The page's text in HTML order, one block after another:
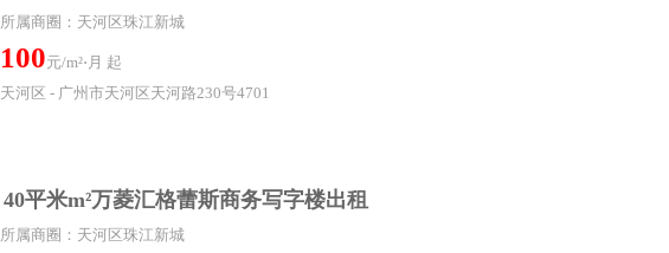
所属商圈：天河区珠江新城
100元/m²⋅月 起
天河区 - 广州市天河区天河路230号4701
40平米m²万菱汇格蕾斯商务写字楼出租
所属商圈：天河区珠江新城